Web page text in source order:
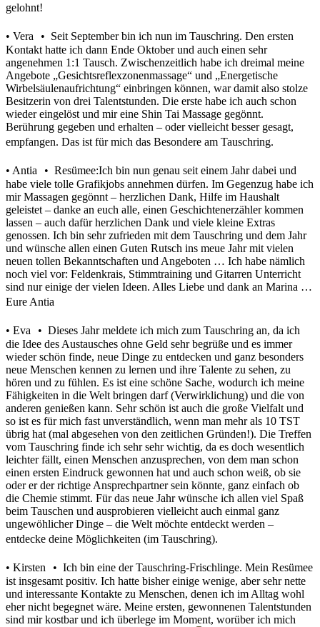
gelohnt!
• Vera • Seit September bin ich nun im Tauschring. Den ersten
Kontakt hatte ich dann Ende Oktober und auch einen sehr
angenehmen 1:1 Tausch. Zwischenzeitlich habe ich dreimal meine
Angebote „Gesichtsreflexzonenmassage“ und „Energetische
Wirbelsäulenaufrichtung“ einbringen können, war damit also stolze
Besitzerin von drei Talentstunden. Die erste habe ich auch schon
wieder eingelöst und mir eine Shin Tai Massage gegönnt.
Berührung gegeben und erhalten – oder vielleicht besser gesagt,
empfangen. Das ist für mich das Besondere am Tauschring.
• Antia • Resümee:Ich bin nun genau seit einem Jahr dabei und
habe viele tolle Grafikjobs annehmen dürfen. Im Gegenzug habe ich
mir Massagen gegönnt – herzlichen Dank, Hilfe im Haushalt
geleistet – danke an euch alle, einen Geschichtenerzähler kommen
lassen – auch dafür herzlichen Dank und viele kleine Extras
genossen. Ich bin sehr zufrieden mit dem Tauschring und dem Jahr
und wünsche allen einen Guten Rutsch ins meue Jahr mit vielen
neuen tollen Bekanntschaften und Angeboten … Ich habe nämlich
noch viel vor: Feldenkrais, Stimmtraining und Gitarren Unterricht
sind nur einige der vielen Ideen. Alles Liebe und dank an Marina …
Eure Antia
• Eva • Dieses Jahr meldete ich mich zum Tauschring an, da ich
die Idee des Austausches ohne Geld sehr begrüße und es immer
wieder schön finde, neue Dinge zu entdecken und ganz besonders
neue Menschen kennen zu lernen und ihre Talente zu sehen, zu
hören und zu fühlen. Es ist eine schöne Sache, wodurch ich meine
Fähigkeiten in die Welt bringen darf (Verwirklichung) und die von
anderen genießen kann. Sehr schön ist auch die große Vielfalt und
so ist es für mich fast unverständlich, wenn man mehr als 10 TST
übrig hat (mal abgesehen von den zeitlichen Gründen!). Die Treffen
vom Tauschring finde ich sehr sehr wichtig, da es doch wesentlich
leichter fällt, einen Menschen anzusprechen, von dem man schon
einen ersten Eindruck gewonnen hat und auch schon weiß, ob sie
oder er der richtige Ansprechpartner sein könnte, ganz einfach ob
die Chemie stimmt. Für das neue Jahr wünsche ich allen viel Spaß
beim Tauschen und ausprobieren vielleicht auch einmal ganz
ungewöhlicher Dinge – die Welt möchte entdeckt werden –
entdecke deine Möglichkeiten (im Tauschring).
• Kirsten • Ich bin eine der Tauschring-Frischlinge. Mein Resümee
ist insgesamt positiv. Ich hatte bisher einige wenige, aber sehr nette
und interessante Kontakte zu Menschen, denen ich im Alltag wohl
eher nicht begegnet wäre. Meine ersten, gewonnenen Talentstunden
sind mir kostbar und ich überlege im Moment, worüber ich mich